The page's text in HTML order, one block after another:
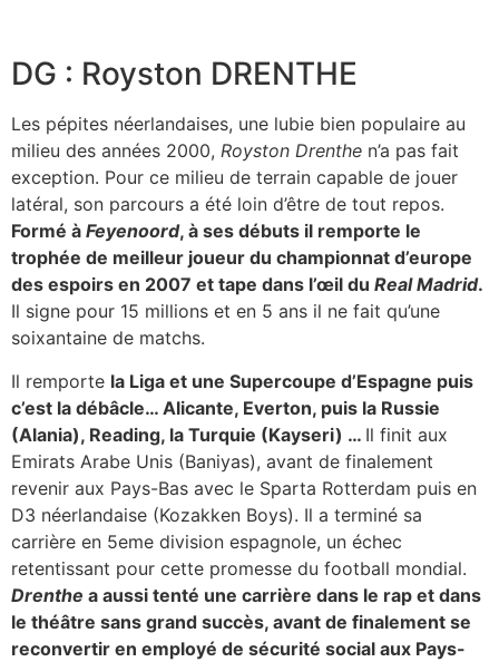
DG : Royston DRENTHE
Les pépites néerlandaises, une lubie bien populaire au
milieu des années 2000, Royston Drenthe n’a pas fait
exception. Pour ce milieu de terrain capable de jouer
latéral, son parcours a été loin d’être de tout repos.
Formé à Feyenoord, à ses débuts il remporte le
trophée de meilleur joueur du championnat d’europe
des espoirs en 2007 et tape dans l’œil du Real Madrid.
Il signe pour 15 millions et en 5 ans il ne fait qu’une
soixantaine de matchs.
Il remporte la Liga et une Supercoupe d’Espagne puis
c’est la débâcle… Alicante, Everton, puis la Russie
(Alania), Reading, la Turquie (Kayseri) … Il finit aux
Emirats Arabe Unis (Baniyas), avant de finalement
revenir aux Pays-Bas avec le Sparta Rotterdam puis en
D3 néerlandaise (Kozakken Boys). Il a terminé sa
carrière en 5eme division espagnole, un échec
retentissant pour cette promesse du football mondial.
Drenthe a aussi tenté une carrière dans le rap et dans
le théâtre sans grand succès, avant de finalement se
reconvertir en employé de sécurité social aux Pays-